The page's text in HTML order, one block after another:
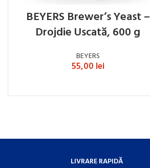
BEYERS Brewer’s Yeast –
Drojdie Uscată, 600 g
BEYERS
55,00 lei
LIVRARE RAPIDĂ